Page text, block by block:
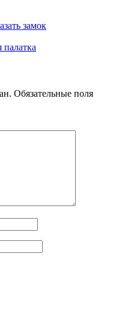
замок
Обязательные поля